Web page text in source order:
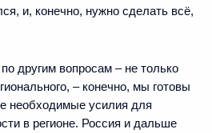
и, конечно, нужно сделать всё,
другим вопросам – не только
– конечно, мы готовы
необходимые усилия для
в регионе. Россия и дальше